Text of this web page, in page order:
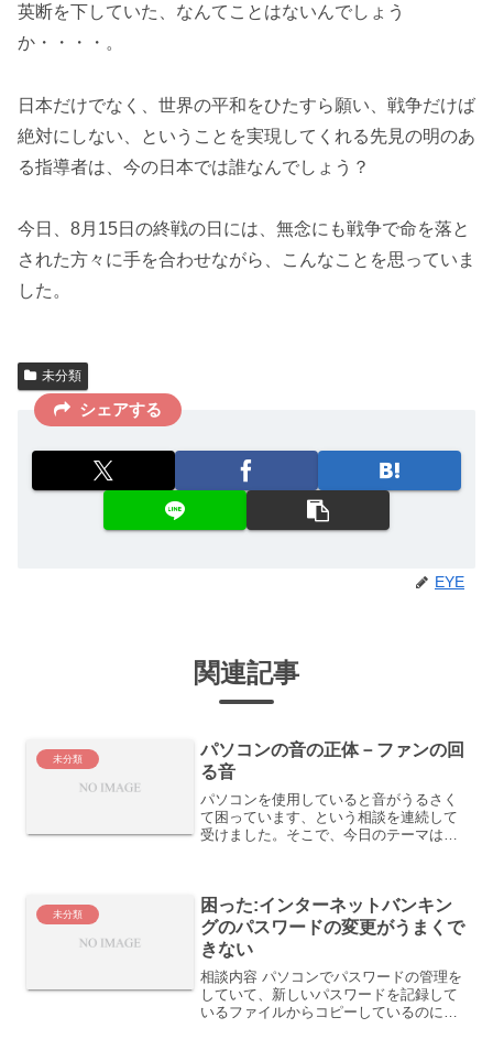
英断を下していた、なんてことはないんでしょう
か・・・・。
日本だけでなく、世界の平和をひたすら願い、戦争だけば
絶対にしない、ということを実現してくれる先見の明のあ
る指導者は、今の日本では誰なんでしょう？
今日、8月15日の終戦の日には、無念にも戦争で命を落と
された方々に手を合わせながら、こんなことを思っていま
した。
未分類
シェアする
EYE
関連記事
未分類
パソコンの音の正体－ファンの回
る音
パソコンを使用していると音がうるさく
て困っています、という相談を連続して
受けました。そこで、今日のテーマは、
ァンが回っています。「パ...
未分類
困った:インターネットバンキン
グのパスワードの変更がうまくで
きない
相談内容 パソコンでパスワードの管理を
していて、新しいパスワードを記録して
いるファイルからコピーしているのに、